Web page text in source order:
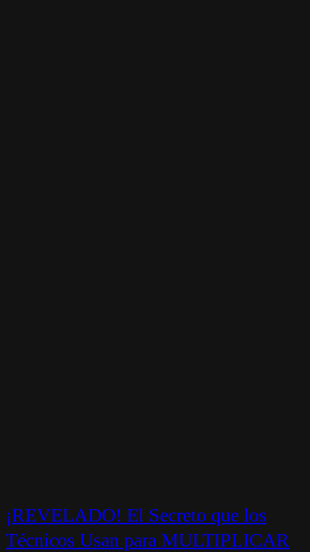
¡REVELADO! El Secreto que los
Técnicos Usan para MULTIPLICAR